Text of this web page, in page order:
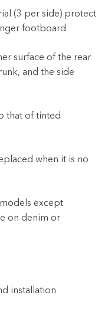
(3 per side) protect
footboard
surface of the rear
and the side
that of tinted
when it is no
models except
on denim or
installation